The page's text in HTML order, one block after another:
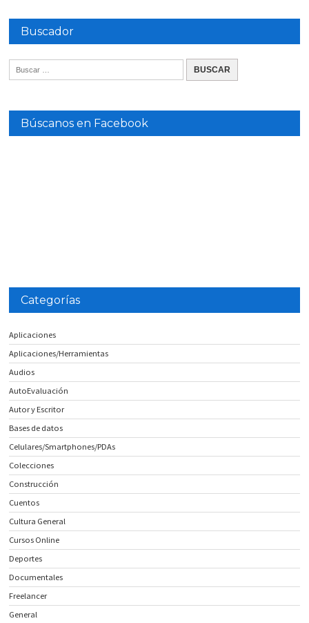
Buscador
Búscanos en Facebook
Categorías
Aplicaciones
Aplicaciones/Herramientas
Audios
AutoEvaluación
Autor y Escritor
Bases de datos
Celulares/Smartphones/PDAs
Colecciones
Construcción
Cuentos
Cultura General
Cursos Online
Deportes
Documentales
Freelancer
General